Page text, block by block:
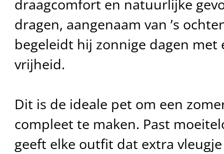
draagcomfort en natuurlijke
dragen, aangenaam van ’s
begeleidt hij zonnige dagen met
vrijheid.
Dit is de ideale pet om een
compleet te maken. Past
geeft elke outfit dat extra